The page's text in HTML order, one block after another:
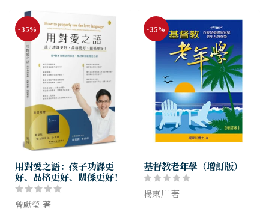
-35%
用對愛之語：孩子功課更
好、品格更好、關係更好！
曾獻瑩 著
-35%
基督教老年學（增訂版）
楊東川 著